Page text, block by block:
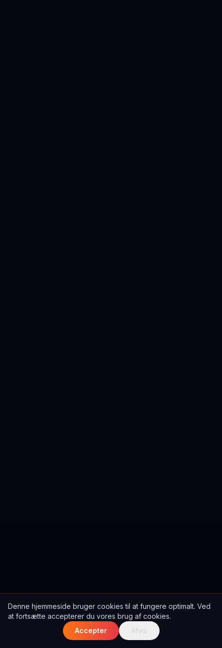
Denne hjemmeside bruger cookies til at fungere optimalt. Ved
at fortsætte accepterer du vores brug af cookies.
Accepter
Afvis